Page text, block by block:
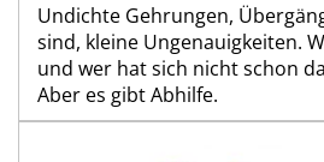
Undichte Gehrungen,
sind, kleine Ungenauigkeiten.
und wer hat sich nicht schon
Aber es gibt Abhilfe.